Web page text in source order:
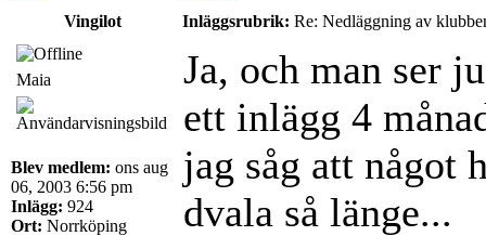
Vingilot
Inläggsrubrik: Re: Nedläggning av
Maia
Blev medlem: ons aug
06, 2003 6:56 pm
Inlägg: 924
Ort: Norrköping
Ja, och man ser
ett inlägg 4
jag såg att något
dvala så länge...